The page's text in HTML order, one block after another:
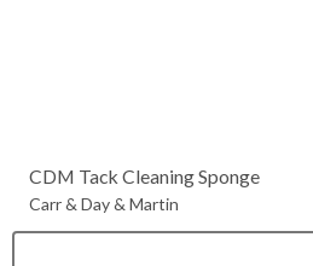
CDM Tack Cleaning Sponge
Carr & Day & Martin